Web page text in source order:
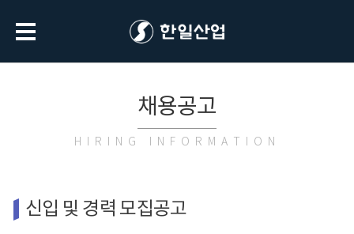
채용공고
HIRING INFORMATION
신입 및 경력 모집공고